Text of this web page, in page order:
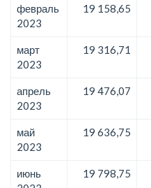
февраль
2023
19 158,65
март
2023
19 316,71
апрель
2023
19 476,07
май
2023
19 636,75
июнь
19 798,75